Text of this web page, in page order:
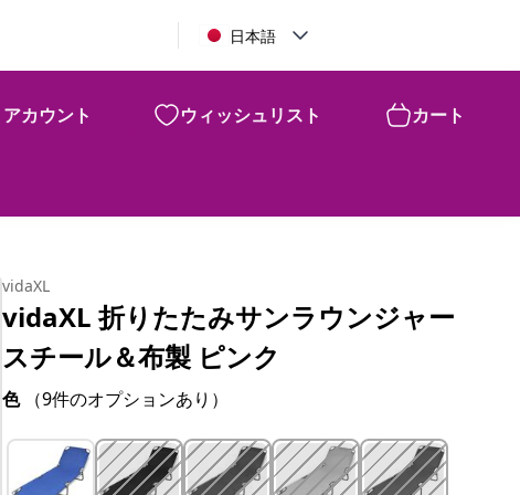
日本語
アカウント ウィッシュリスト カート
¥ 11,210
vidaXL
vidaXL 折りたたみサンラウンジャー
スチール＆布製 ピンク
色 （9件のオプションあり）